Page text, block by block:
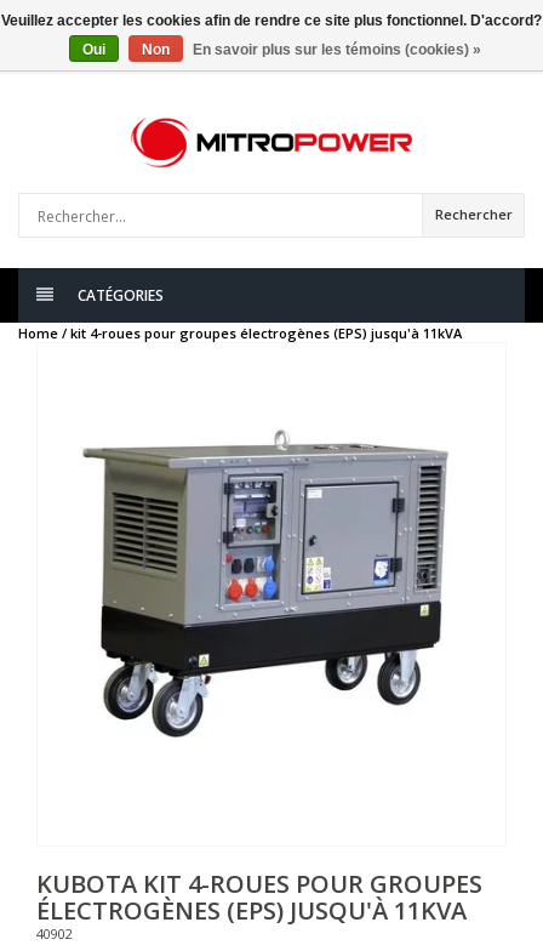
0articles
Rechercher
CATÉGORIES
Home / kit 4-roues pour groupes électrogènes (EPS) jusqu'à 11kVA
KUBOTA KIT 4-ROUES POUR GROUPES
ÉLECTROGÈNES (EPS) JUSQU'À 11KVA
40902
Veuillez accepter les cookies afin de rendre ce site plus fonctionnel. D'accord?
Oui
Non En savoir plus sur les témoins (cookies) »